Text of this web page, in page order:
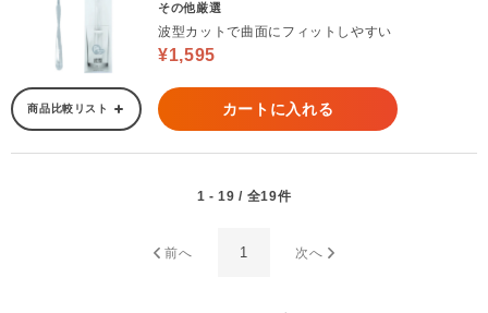
その他厳選
波型カットで曲面にフィットしやすい
¥1,595
商品比較リスト カートに入れる
1 - 19 / 全19件
前へ 1 次へ